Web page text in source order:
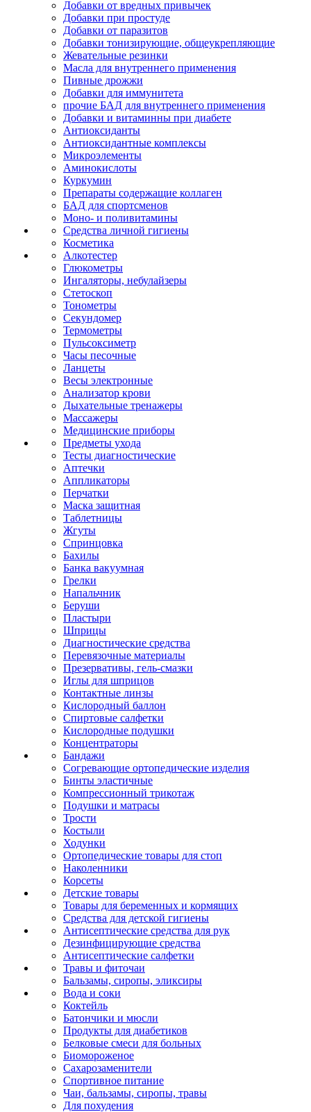
Добавки от вредных привычек
Добавки при простуде
Добавки от паразитов
Добавки тонизирующие, общеукрепляющие
Жевательные резинки
Масла для внутреннего применения
Пивные дрожжи
Добавки для иммунитета
прочие БАД для внутреннего применения
Добавки и витаминны при диабете
Антиоксиданты
Антиоксидантные комплексы
Микроэлементы
Аминокислоты
Куркумин
Препараты содержащие коллаген
БАД для спортсменов
Моно- и поливитамины
Средства личной гигиены
Косметика
Алкотестер
Глюкометры
Ингаляторы, небулайзеры
Стетоскоп
Тонометры
Секундомер
Термометры
Пульсоксиметр
Часы песочные
Ланцеты
Весы электронные
Анализатор крови
Дыхательные тренажеры
Массажеры
Медицинские приборы
Предметы ухода
Тесты диагностические
Аптечки
Аппликаторы
Перчатки
Маска защитная
Таблетницы
Жгуты
Спринцовка
Бахилы
Банка вакуумная
Грелки
Напальчник
Беруши
Пластыри
Шприцы
Диагностические средства
Перевязочные материалы
Презервативы, гель-смазки
Иглы для шприцов
Контактные линзы
Кислородный баллон
Спиртовые салфетки
Кислородные подушки
Концентраторы
Бандажи
Согревающие ортопедические изделия
Бинты эластичные
Компрессионный трикотаж
Подушки и матрасы
Трости
Костыли
Ходунки
Ортопедические товары для стоп
Наколенники
Корсеты
Детские товары
Товары для беременных и кормящих
Средства для детской гигиены
Антисептические средства для рук
Дезинфицирующие средства
Антисептические салфетки
Травы и фиточаи
Бальзамы, сиропы, эликсиры
Вода и соки
Коктейль
Батончики и мюсли
Продукты для диабетиков
Белковые смеси для больных
Биомороженое
Сахарозаменители
Спортивное питание
Чаи, бальзамы, сиропы, травы
Для похудения